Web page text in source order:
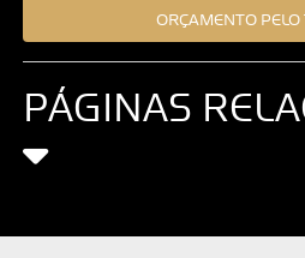
ORÇAMENTO
PÁGINAS